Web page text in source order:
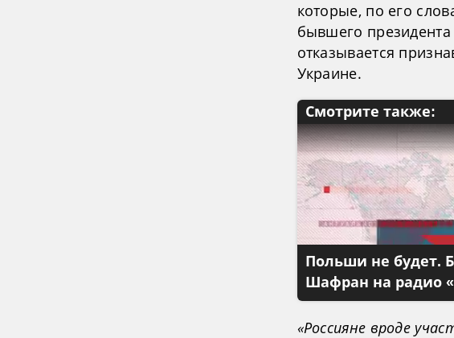
которые, по его
бывшего президента
отказывается
Украине.
Смотрите также:
Польши не будет.
Шафран на радио
«Россияне вроде